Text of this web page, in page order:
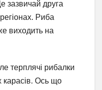
зазвичай друга
Риба
виходить на
терплячі рибалки
Ось що